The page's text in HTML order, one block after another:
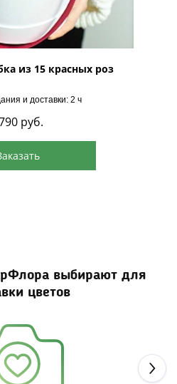
из 15 красных роз
и доставки: 2 ч
руб.
выбирают для
цветов